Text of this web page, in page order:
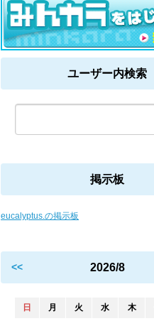
ユーザー内検索
掲示板
eucalyptus.の掲示板
<< 2026/8
日 月 火 水 木